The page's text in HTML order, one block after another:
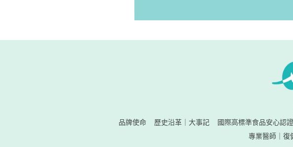
品牌使命 歷史沿革｜大事記 國際高標準食品安心認證
專業醫師｜復